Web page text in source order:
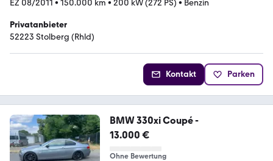
EZ 08/2011 • 150.000 km • 200 kW (272 PS) • Benzin
Privatanbieter
52223 Stolberg (Rhld)
Kontakt Parken
BMW 330xi Coupé -
13.000 €
Ohne Bewertung